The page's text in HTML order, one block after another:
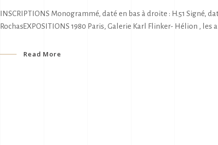
INSCRIPTIONS Monogrammé, daté en bas à droite : H.51 Signé,
RochasEXPOSITIONS 1980 Paris, Galerie Karl Flinker- Hélion , les
Read More